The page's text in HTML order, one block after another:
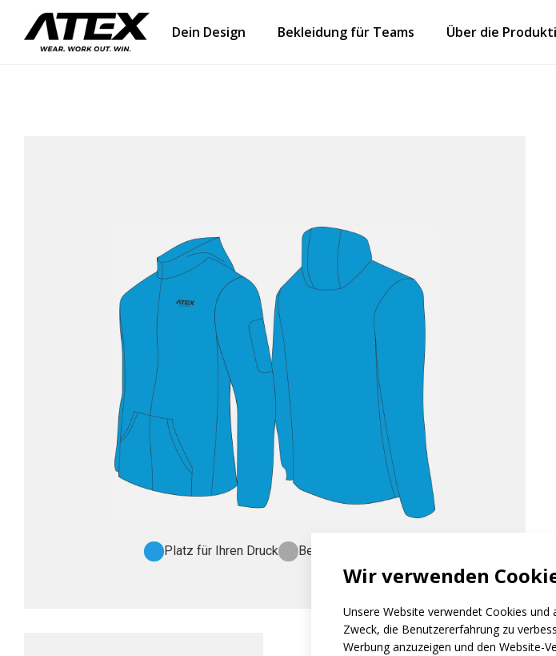
Wir verwenden
Unsere Website verwendet Cookies
Zweck, die Benutzererfahrung zu
Werbung anzuzeigen und den Website-
Dein Design Bekleidung für Teams Über die
Platz für Ihren Druck Bereich ohne Druck